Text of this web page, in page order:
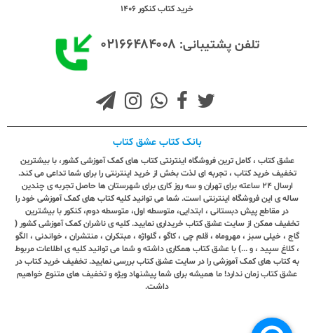
خرید کتاب کنکور 1406
تلفن پشتیبانی: ۰۲۱۶۶۴۸۴۰۰۸
بانک کتاب عشق کتاب
عشق کتاب ، کامل ترین فروشگاه اینترنتی کتاب های کمک آموزشی کشور، با بیشترین
تخفیف خرید کتاب ، تجربه ای لذت بخش از خرید اینترنتی را برای شما تداعی می کند.
ارسال ٢٤ ساعته برای تهران و سه روز کاری برای شهرستان ها حاصل تجربه ی چندین
ساله ی این فروشگاه اینترنتی است. شما می توانید کلیه کتاب های کمک آموزشی خود را
در مقاطع پیش دبستانی ، ابتدایی، متوسطه اول، متوسطه دوم، کنکور با بیشترین
تخفیف ممکن از سایت عشق کتاب خریداری نمایید. کلیه ی ناشران کمک آموزشی کشور (
گاج ، خیلی سبز ، مهروماه ، قلم چی ، کاگو ، گلواژه ، مبتکران ، منتشران ، خواندنی ، الگو
، کلاغ سپید ، و ...) با عشق کتاب همکاری داشته و شما می توانید کلیه ی اطلاعات مربوط
به کتاب های کمک آموزشی را در سایت عشق کتاب بررسی نمایید. تخفیف خرید کتاب در
عشق کتاب زمان ندارد! ما همیشه برای شما پیشنهاد ویژه و تخفیف های متنوع خواهیم
داشت.